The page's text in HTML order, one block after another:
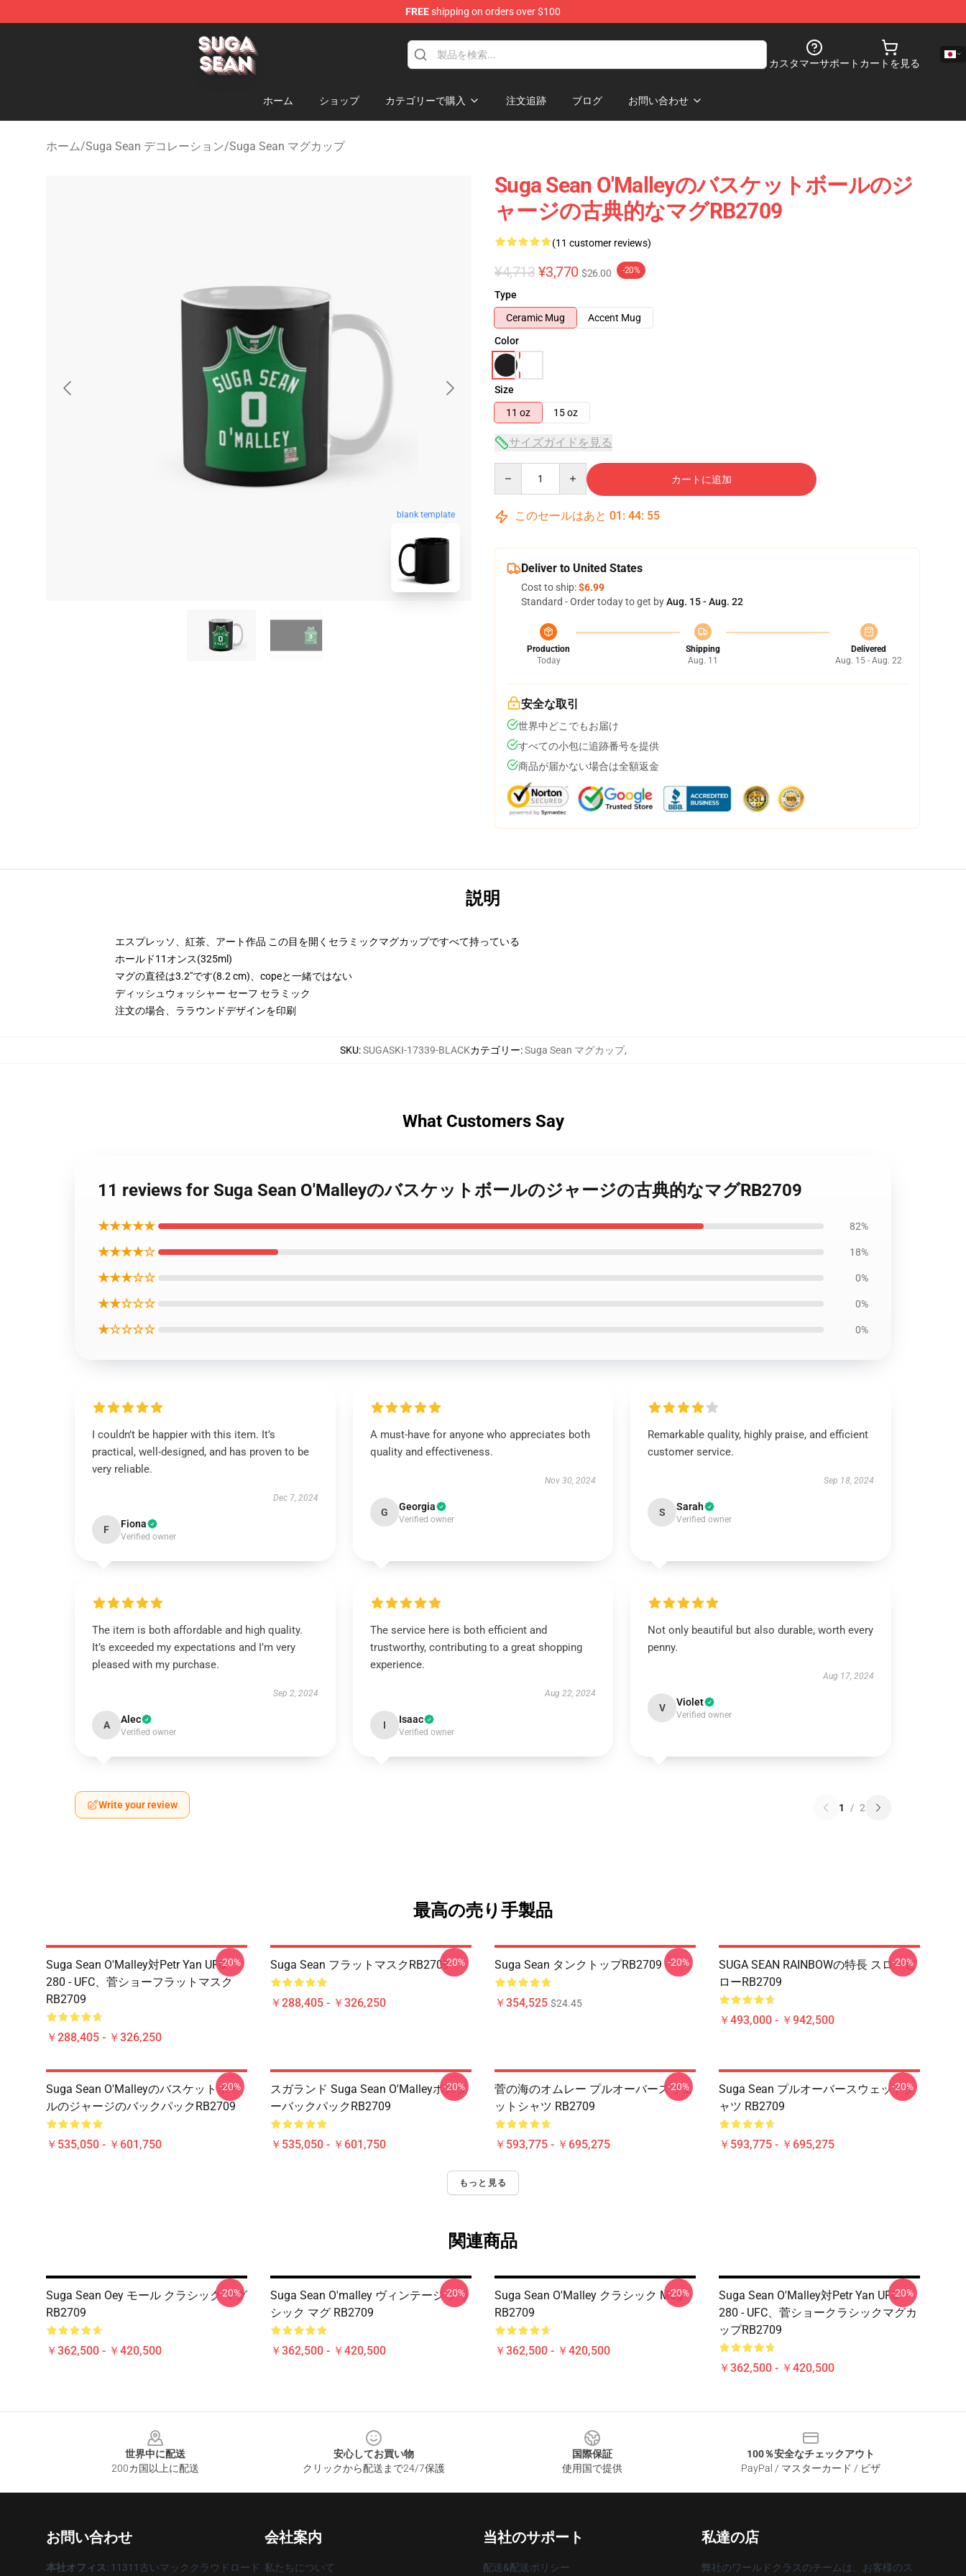
FREEshipping on orders over $100
Suga Sean Shop - Official Suga Sean Merchandise Store
カスタマーサポート カートを見る
ホーム ショップ カテゴリーで購入 注文追跡 ブログ お問い合わせ
ホーム/Suga Sean デコレーション/Suga Sean マグカップ
blank template
Suga Sean O'Malleyのバスケットボールのジ
ャージの古典的なマグRB2709
(11 customer reviews)
¥4,713 ¥3,770 $26.00 -20%
Type
Ceramic Mug
Accent Mug
Color
Size
11 oz
15 oz
サイズガイドを見る
カートに追加
このセールはあと 01 : 44: 54
Deliver to United States
Cost to ship:$6.99
Standard - Order today to get byAug. 15 - Aug. 22
Production
Today
Shipping
Aug. 11
Delivered
Aug. 15 - Aug. 22
安全な取引
世界中どこでもお届け
すべての小包に追跡番号を提供
商品が届かない場合は全額返金
説明
エスプレッソ、紅茶、アート作品 この目を開くセラミックマグカップですべて持っている
ホールド11オンス(325ml)
マグの直径は3.2"です(8.2 cm)、copeと一緒ではない
ディッシュウォッシャー セーフ セラミック
注文の場合、ララウンドデザインを印刷
SKU:SUGASKI-17339-BLACKカテゴリー:Suga Sean マグカップ,
What Customers Say
11 reviews for Suga Sean O'Malleyのバスケットボールのジャージの古典的なマグRB2709
★★★★★ 82%
★★★★☆ 18%
★★★☆☆ 0%
★★☆☆☆ 0%
★☆☆☆☆ 0%
I couldn’t be happier with this item. It’s
practical, well-designed, and has proven to be
very reliable.
Dec 7, 2024
F Fiona
Verified owner
A must-have for anyone who appreciates both
quality and effectiveness.
Nov 30, 2024
G Georgia
Verified owner
Remarkable quality, highly praise, and efficient
customer service.
Sep 18, 2024
S Sarah
Verified owner
The item is both affordable and high quality.
It’s exceeded my expectations and I’m very
pleased with my purchase.
Sep 2, 2024
A Alec
Verified owner
The service here is both efficient and
trustworthy, contributing to a great shopping
experience.
Aug 22, 2024
I Isaac
Verified owner
Not only beautiful but also durable, worth every
penny.
Aug 17, 2024
V Violet
Verified owner
Write your review 1 / 2
最高の売り手製品
Suga Sean O'Malley対Petr Yan UFC
280 - UFC、菅ショーフラットマスク
RB2709
￥288,405 - ￥326,250
-20% Suga Sean フラットマスクRB2709
￥288,405 - ￥326,250
-20% Suga Sean タンクトップRB2709
￥354,525 $24.45
-20%
SUGA SEAN RAINBOWの特長 スローピ
ローRB2709
￥493,000 - ￥942,500
-20%
Suga Sean O'Malleyのバスケットボー
ルのジャージのバックパックRB2709
￥535,050 - ￥601,750
-20%
スガランド Suga Sean O'Malleyポスタ
ーバックパックRB2709
￥535,050 - ￥601,750
-20%
菅の海のオムレー プルオーバースウェ
ットシャツ RB2709
￥593,775 - ￥695,275
-20%
Suga Sean プルオーバースウェットシ
ャツ RB2709
￥593,775 - ￥695,275
-20%
もっと見る
関連商品
Suga Sean Oey モール クラシック マグ
RB2709
￥362,500 - ￥420,500
-20%
Suga Sean O'malley ヴィンテージ クラ
シック マグ RB2709
￥362,500 - ￥420,500
-20%
Suga Sean O'Malley クラシック Mug
RB2709
￥362,500 - ￥420,500
-20%
Suga Sean O'Malley対Petr Yan UFC
280 - UFC、菅ショークラシックマグカ
ップRB2709
￥362,500 - ￥420,500
-20%
世界中に配送
200カ国以上に配送
安心してお買い物
クリックから配送まで24/7保護
国際保証
使用国で提供
100％安全なチェックアウト
PayPal / マスターカード / ビザ
お問い合わせ
本社オフィス: 11311古いマッククラウドロード
会社案内
私たちについて
当社のサポート
配送&配送ポリシー
私達の店
弊社のワールドクラスのチームは、お客様のス